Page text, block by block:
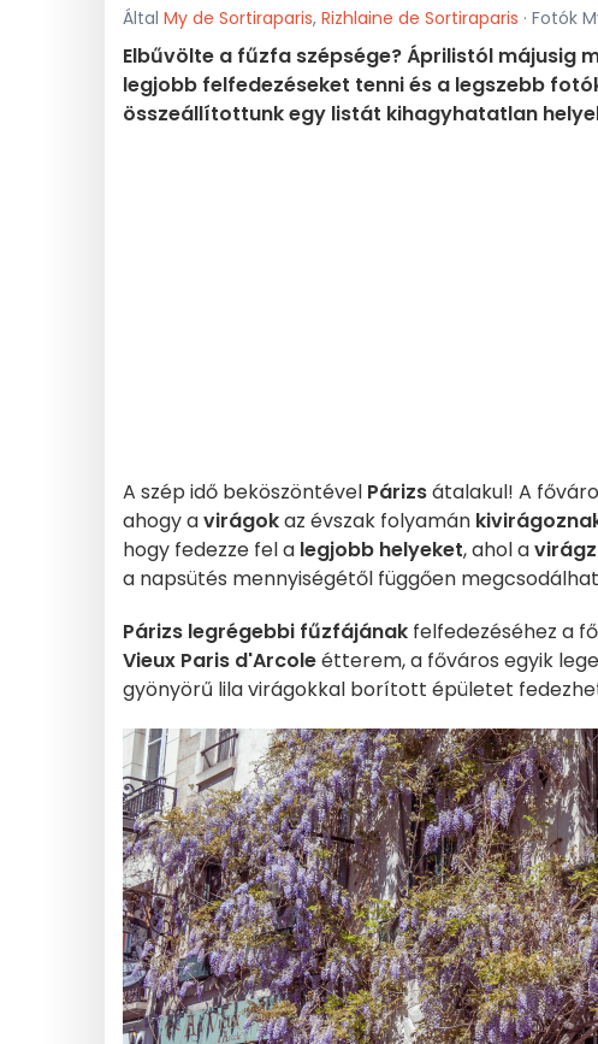
Által My de Sortiraparis, Rizhlaine de Sortiraparis · Fotók
Elbűvölte a fűzfa szépsége? Áprilistól májusig
legjobb felfedezéseket tenni és a legszebb
összeállítottunk egy listát kihagyhatatlan
A szép idő beköszöntével Párizsátalakul! A
ahogy avirágokaz évszak folyamán
hogy fedezze fel a legjobb helyeket, ahol a
a napsütés mennyiségétől függően
Párizs legrégebbi fűzfájának felfedezéséhez a
Vieux Paris d'Arcoleétterem, a főváros egyik
gyönyörű lila virágokkal borított épületet